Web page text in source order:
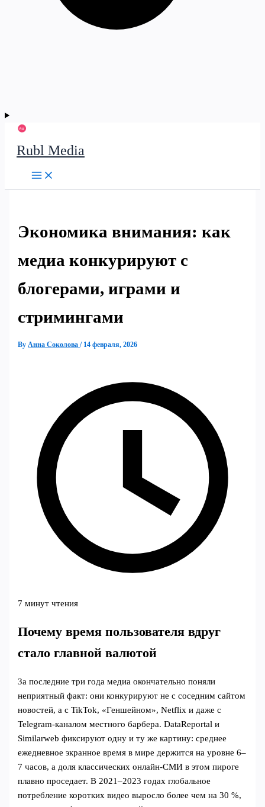
Rubl Media
Экономика внимания: как
медиа конкурируют с
блогерами, играми и
стримингами
ByАнна Соколова/ 14 февраля, 2026
7 минут чтения
Почему время пользователя вдруг
стало главной валютой
За последние три года медиа окончательно поняли
неприятный факт: они конкурируют не с соседним сайтом
новостей, а с TikTok, «Геншейном», Netflix и даже с
Telegram-каналом местного барбера. DataReportal и
Similarweb фиксируют одну и ту же картину: среднее
ежедневное экранное время в мире держится на уровне 6–
7 часов, а доля классических онлайн‑СМИ в этом пироге
плавно проседает. В 2021–2023 годах глобальное
потребление коротких видео выросло более чем на 30 %,